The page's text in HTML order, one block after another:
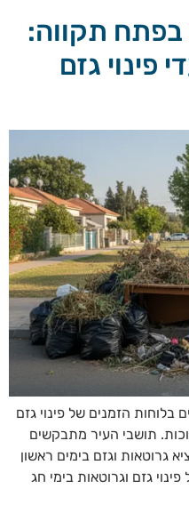
תקווה:
פינוי גזם
בלוחות הזמנים של פינוי גזם
תושבי העיר מתבקשים
גרוטאות וגזם בימים ראשון
גזם וגרוטאות בימי חג